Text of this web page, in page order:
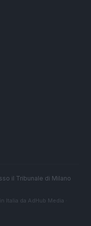
il Tribunale di Milano
Italia da AdHub Media